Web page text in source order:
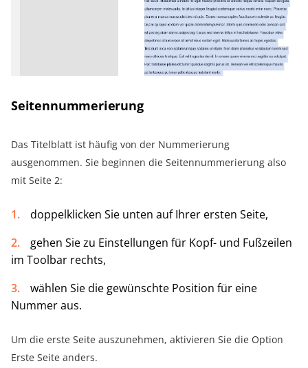
Seitennummerierung
Das Titelblatt ist häufig von der Nummerierung
ausgenommen. Sie beginnen die Seitennummerierung also
mit Seite 2:
doppelklicken Sie unten auf Ihrer ersten Seite,
gehen Sie zu Einstellungen für Kopf- und Fußzeilen
im Toolbar rechts,
wählen Sie die gewünschte Position für eine
Nummer aus.
Um die erste Seite auszunehmen, aktivieren Sie die Option
Erste Seite anders.